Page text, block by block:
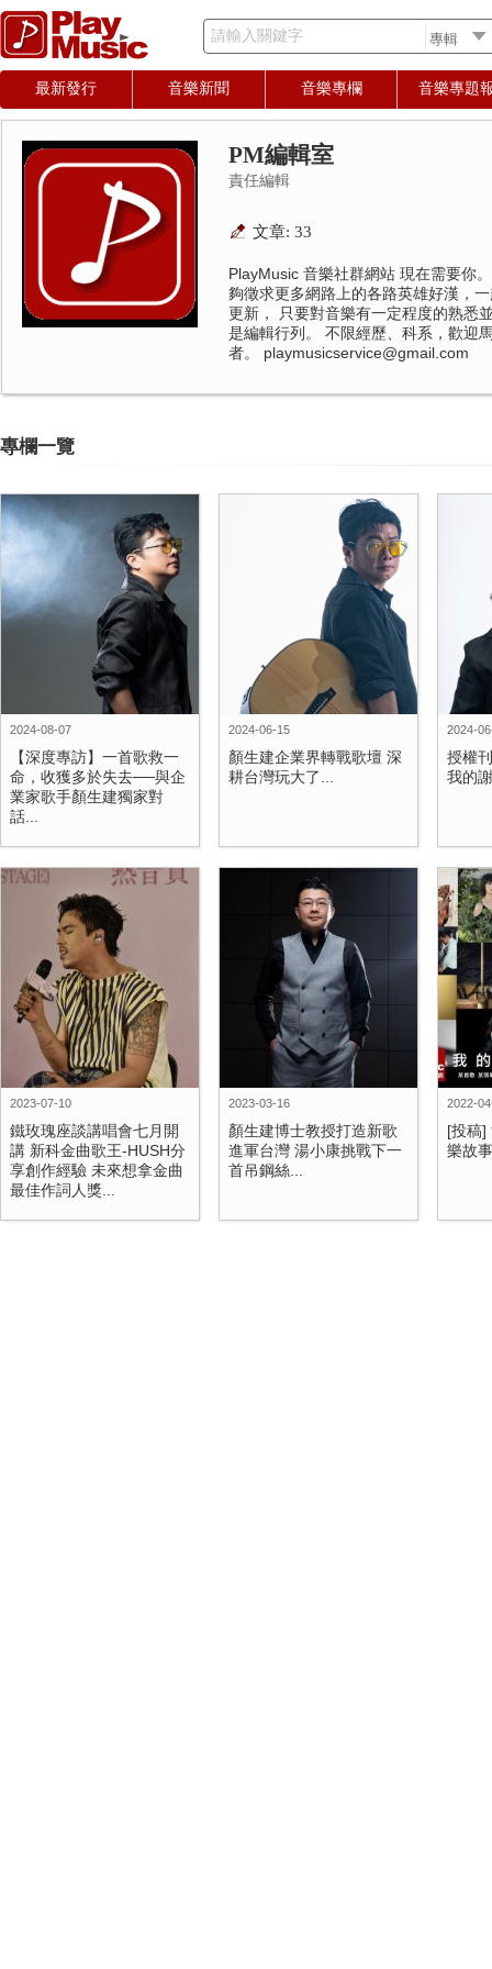
請輸入關鍵字
最新發行 音樂新聞 音樂專欄 音樂專題
PM編輯室
責任編輯
文章: 33
PlayMusic 音樂社群網站 現在需要你
夠徵求更多網路上的各路英雄好漢，
更新， 只要對音樂有一定程度的熟悉
是編輯行列。 不限經歷、科系，歡迎
者。 playmusicservice@gmail.com
專欄一覽
2024-08-07
【深度專訪】一首歌救一
命，收獲多於失去──與企
業家歌手顏生建獨家對
話...
2024-06-15
顏生建企業界轉戰歌壇 深
耕台灣玩大了...
2024-
授權
我的
2023-07-10
鐵玫瑰座談講唱會七月開
講 新科金曲歌王-HUSH分
享創作經驗 未來想拿金曲
最佳作詞人獎...
2023-03-16
顏生建​博士教授打造新歌
進軍台灣 湯小康挑戰下一
首吊鋼絲...
2022-
[投稿]
樂故事